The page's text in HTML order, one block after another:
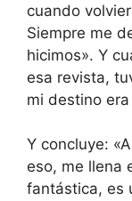
cuando
Siempre me
hicimos». Y
esa revista,
mi destino
Y concluye:
eso, me llena
fantástica, es